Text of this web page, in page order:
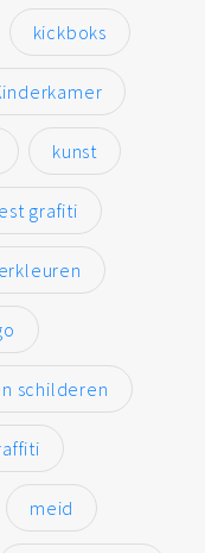
kickboks
kunst
grafiti
schilderen
meid